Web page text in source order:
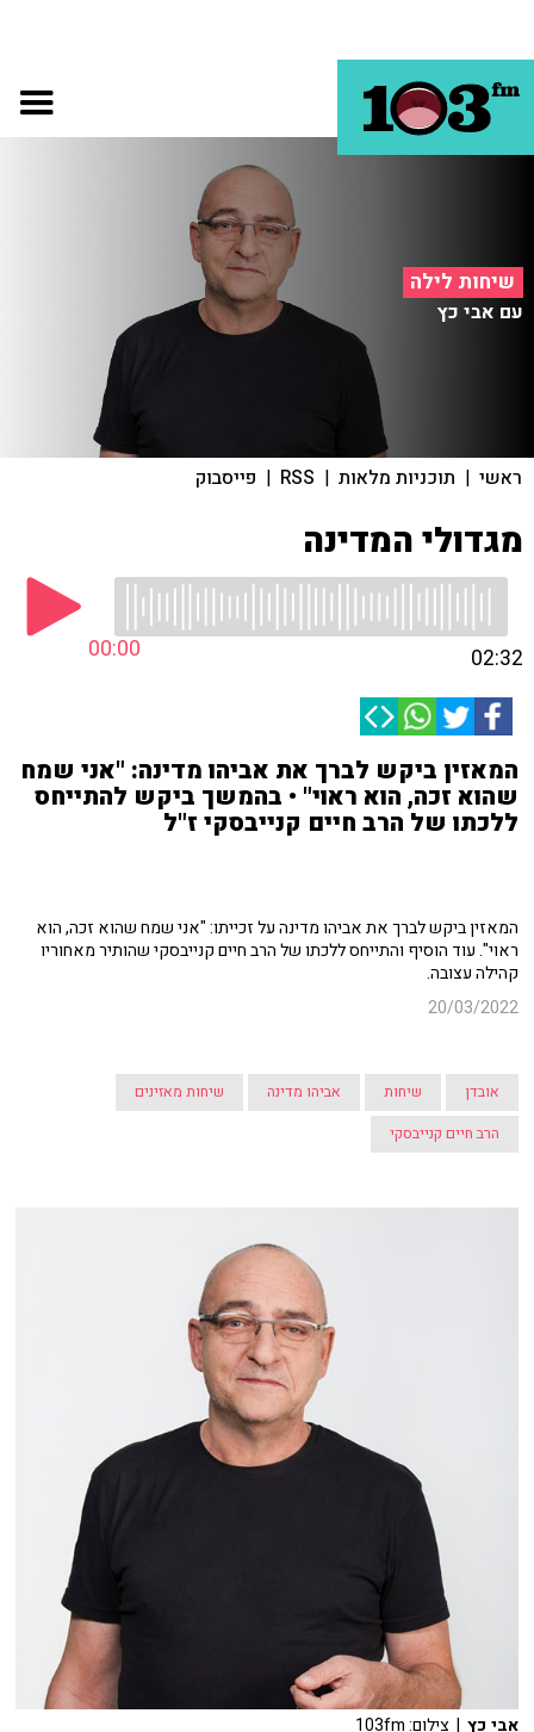
שיחות לילה
עם אבי כץ
ראשי | תוכניות מלאות |
RSS
| פייסבוק
מגדולי המדינה
00:00 02:32
המאזין ביקש לברך את אביהו מדינה: "אני שמח
שהוא זכה, הוא ראוי" • בהמשך ביקש להתייחס
ללכתו של הרב חיים קנייבסקי ז"ל
המאזין ביקש לברך את אביהו מדינה על זכייתו: "אני שמח שהוא זכה, הוא
ראוי". עוד הוסיף והתייחס ללכתו של הרב חיים קנייבסקי שהותיר מאחוריו
קהילה עצובה.
20/03/2022
אובדן שיחות אביהו מדינה
שיחות מאזינים
הרב חיים קנייבסקי
אבי כץ | צילום: 103fm